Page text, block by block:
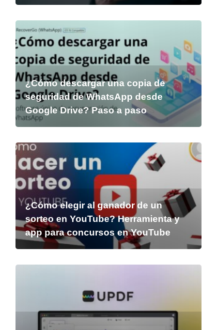
¿Cómo descargar una copia de
seguridad de WhatsApp desde
Google Drive? Paso a paso
¿Cómo elegir al ganador de un
sorteo en YouTube? Herramienta y
app para concursos en YouTube